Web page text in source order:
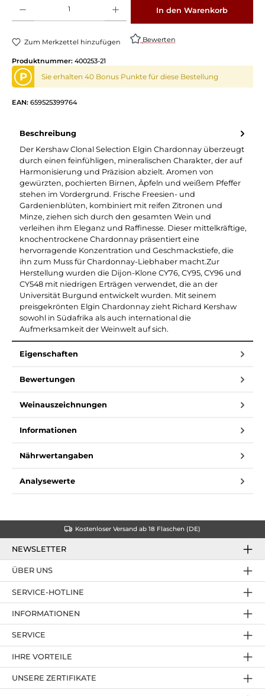
In den Warenkorb
Zum Merkzettel hinzufügen Bewerten
Produktnummer: 400253-21
P Sie erhalten 40 Bonus Punkte für diese Bestellung
EAN: 659525399764
Beschreibung
Der Kershaw Clonal Selection Elgin Chardonnay überzeugt
durch einen feinfühligen, mineralischen Charakter, der auf
Harmonisierung und Präzision abzielt. Aromen von
gewürzten, pochierten Birnen, Äpfeln und weißem Pfeffer
stehen im Vordergrund. Frische Freesien- und
Gardenienblüten, kombiniert mit reifen Zitronen und
Minze, ziehen sich durch den gesamten Wein und
verleihen ihm Eleganz und Raffinesse. Dieser mittelkräftige,
knochentrockene Chardonnay präsentiert eine
hervorragende Konzentration und Geschmackstiefe, die
ihn zum Muss für Chardonnay-Liebhaber macht.Zur
Herstellung wurden die Dijon-Klone CY76, CY95, CY96 und
CY548 mit niedrigen Erträgen verwendet, die an der
Universität Burgund entwickelt wurden. Mit seinem
preisgekrönten Elgin Chardonnay zieht Richard Kershaw
sowohl in Südafrika als auch international die
Aufmerksamkeit der Weinwelt auf sich.
Eigenschaften
Bewertungen
Weinauszeichnungen
Informationen
Nährwertangaben
Analysewerte
Kostenloser Versand ab 18 Flaschen (DE)
NEWSLETTER
SERVICE-HOTLINE
IHRE VORTEILE
ÜBER UNS
UNSERE ZERTIFIKATE
INFORMATIONEN
SERVICE